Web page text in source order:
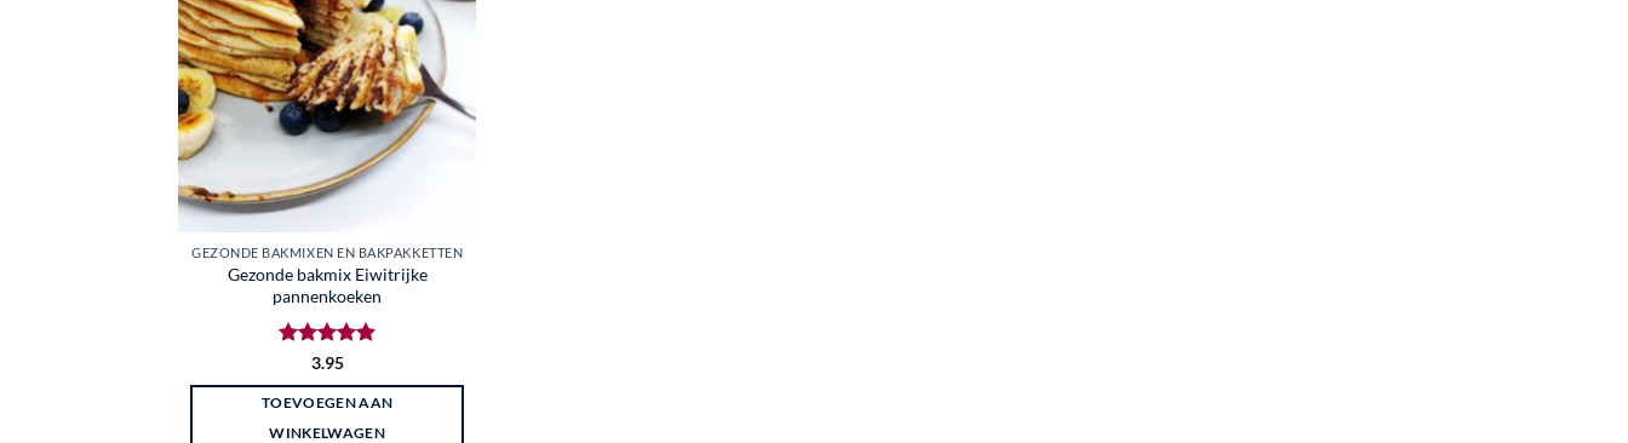
GEZONDE BAKMIXEN EN BAKPAKKETTEN
Gezonde bakmix Eiwitrijke
pannenkoeken
Gewaardeerd
3.95
TOEVOEGEN AAN
WINKELWAGEN